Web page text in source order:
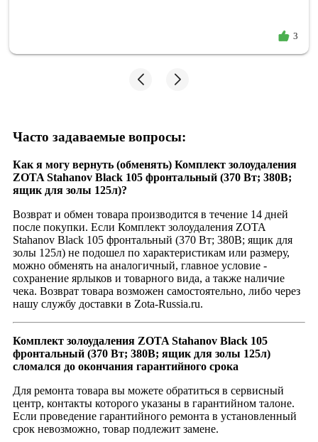
3
Часто задаваемые вопросы:
Как я могу вернуть (обменять) Комплект золоудаления
ZOTA Stahanov Black 105 фронтальный (370 Вт; 380В;
ящик для золы 125л)?
Возврат и обмен товара производится в течение 14 дней
после покупки. Если Комплект золоудаления ZOTA
Stahanov Black 105 фронтальный (370 Вт; 380В; ящик для
золы 125л) не подошел по характеристикам или размеру,
можно обменять на аналогичный, главное условие -
сохранение ярлыков и товарного вида, а также наличие
чека. Возврат товара возможен самостоятельно, либо через
нашу службу доставки в Zota-Russia.ru.
Комплект золоудаления ZOTA Stahanov Black 105
фронтальный (370 Вт; 380В; ящик для золы 125л)
сломался до окончания гарантийного срока
Для ремонта товара вы можете обратиться в сервисный
центр, контакты которого указаны в гарантийном талоне.
Если проведение гарантийного ремонта в установленный
срок невозможно, товар подлежит замене.